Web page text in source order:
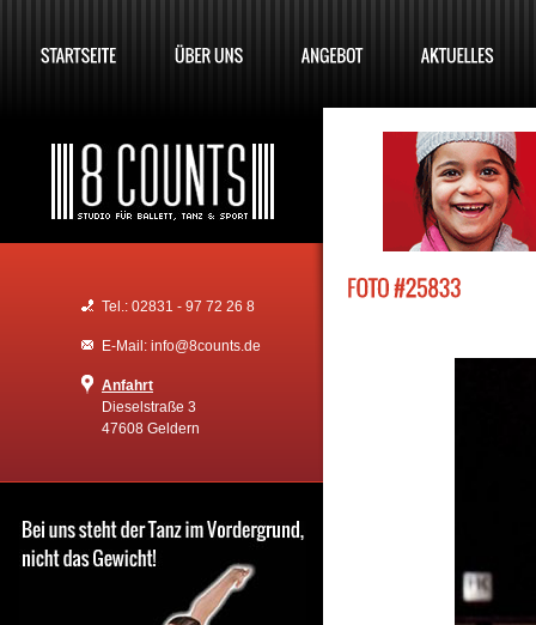
Tel.: 02831 - 97 72 26 8
E-Mail: info@8counts.de
Anfahrt
Dieselstraße 3
47608 Geldern